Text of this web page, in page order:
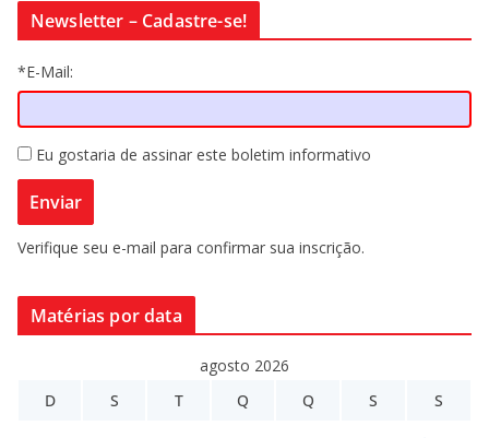
Newsletter – Cadastre-se!
*E-Mail:
Eu gostaria de assinar este boletim informativo
Verifique seu e-mail para confirmar sua inscrição.
Matérias por data
agosto 2026
D
S T Q Q S S